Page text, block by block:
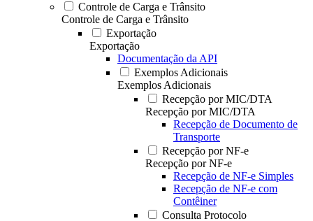
Controle de Carga e Trânsito
Controle de Carga e Trânsito
Exportação
Exportação
Documentação da API
Exemplos Adicionais
Exemplos Adicionais
Recepção por MIC/DTA
Recepção por MIC/DTA
Recepção de Documento de
Transporte
Recepção por NF-e
Recepção por NF-e
Recepção de NF-e Simples
Recepção de NF-e com
Contêiner
Consulta Protocolo